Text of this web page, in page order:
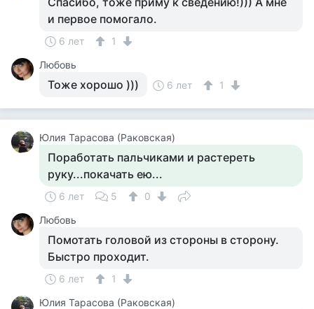
и первое помогало.
6 лет
1
Любовь
Тоже хорошо ))) 6 лет 1
Юлия Тарасова (Раковская)
Поработать пальчиками и растереть
руку...покачать ею...
6 лет 5
0
Любовь
Помотать головой из стороны в сторону.
Быстро проходит.
6 лет
1
Юлия Тарасова (Раковская)